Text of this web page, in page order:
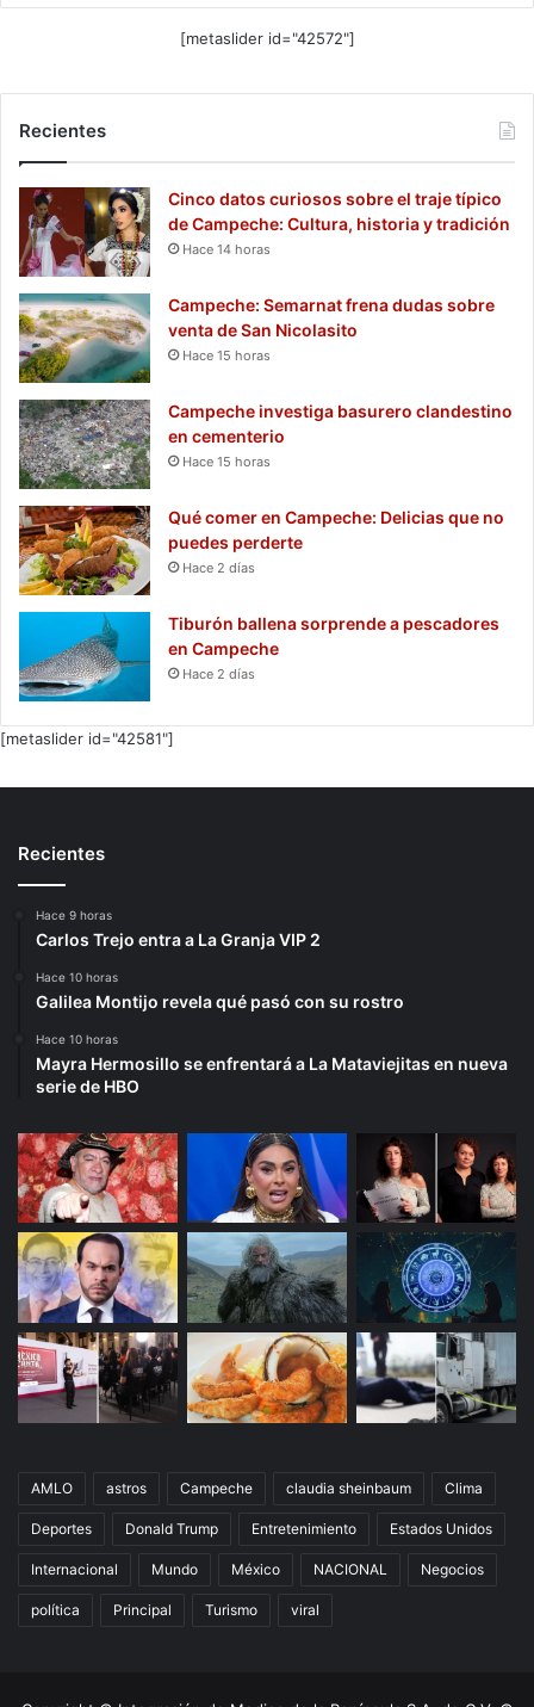
[metaslider id="42572"]
Recientes
Cinco datos curiosos sobre el traje típico
de Campeche: Cultura, historia y tradición
Hace 14 horas
Campeche: Semarnat frena dudas sobre
venta de San Nicolasito
Hace 15 horas
Campeche investiga basurero clandestino
en cementerio
Hace 15 horas
Qué comer en Campeche: Delicias que no
puedes perderte
Hace 2 días
Tiburón ballena sorprende a pescadores
en Campeche
Hace 2 días
[metaslider id="42581"]
Recientes
Hace 9 horas
Carlos Trejo entra a La Granja VIP 2
Hace 10 horas
Galilea Montijo revela qué pasó con su rostro
Hace 10 horas
Mayra Hermosillo se enfrentará a La Mataviejitas en nueva
serie de HBO
AMLO astros Campeche claudia sheinbaum Clima
Deportes Donald Trump Entretenimiento Estados Unidos
Internacional Mundo México NACIONAL Negocios
política Principal Turismo viral